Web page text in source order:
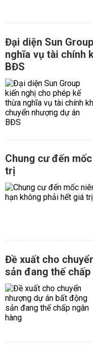
Đại diện Sun
nghĩa vụ tài chính
BĐS
Chung cư đến
trị
Đề xuất cho
sản đang thế chấp